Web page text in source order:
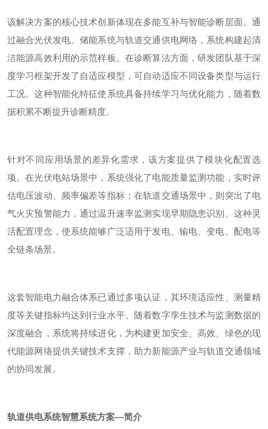
该解决方案的核心技术创新体现在多能互补与智能诊断层面。通
过融合光伏发电、储能系统与轨道交通供电网络，系统构建起清
洁能源高效利用的示范样板。在诊断算法方面，研发团队基于深
度学习框架开发了自适应模型，可自动适应不同设备类型与运行
工况。这种智能化特征使系统具备持续学习与优化能力，随着数
据积累不断提升诊断精度。
针对不同应用场景的差异化需求，该方案提供了模块化配置选
项。在光伏电站场景中，系统强化了电能质量监测功能，实时评
估电压波动、频率偏差等指标；在轨道交通场景中，则突出了电
气火灾预警能力，通过温升速率监测实现早期隐患识别。这种灵
活配置理念，使系统能够广泛适用于发电、输电、变电、配电等
全链条场景。
这套智能电力融合体系已通过多项认证，其环境适应性、测量精
度等关键指标均达到行业水平。随着数字孪生技术与监测数据的
深度融合，系统将持续进化，为构建更加安全、高效、绿色的现
代能源网络提供关键技术支撑，助力新能源产业与轨道交通领域
的协同发展。
轨道供电系统智慧系统方案—简介